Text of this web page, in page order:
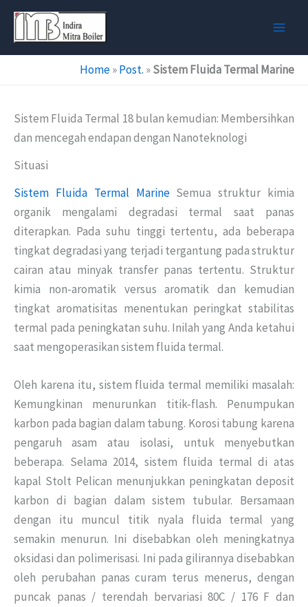
Skip
content
Home»Post. »Sistem Fluida Termal Marine
Sistem Fluida Termal 18 bulan kemudian: Membersihkan
dan mencegah endapan dengan Nanoteknologi
Situasi
Sistem Fluida Termal MarineSemua struktur kimia
organik mengalami degradasi termal saat panas
diterapkan. Pada suhu tinggi tertentu, ada beberapa
tingkat degradasi yang terjadi tergantung pada struktur
cairan atau minyak transfer panas tertentu. Struktur
kimia non-aromatik versus aromatik dan kemudian
tingkat aromatisitas menentukan peringkat stabilitas
termal pada peningkatan suhu. Inilah yang Anda ketahui
saat mengoperasikan sistem fluida termal.
Oleh karena itu, sistem fluida termal memiliki masalah:
Kemungkinan menurunkan titik-flash. Penumpukan
karbon pada bagian dalam tabung. Korosi tabung karena
pengaruh asam atau isolasi, untuk menyebutkan
beberapa. Selama 2014, sistem fluida termal di atas
kapal Stolt Pelican menunjukkan peningkatan deposit
karbon di bagian dalam sistem tubular. Bersamaan
dengan itu muncul titik nyala fluida termal yang
semakin menurun. Ini disebabkan oleh meningkatnya
oksidasi dan polimerisasi. Ini pada gilirannya disebabkan
oleh perubahan panas curam terus menerus, dengan
puncak panas / terendah bervariasi 80C / 176 F dan